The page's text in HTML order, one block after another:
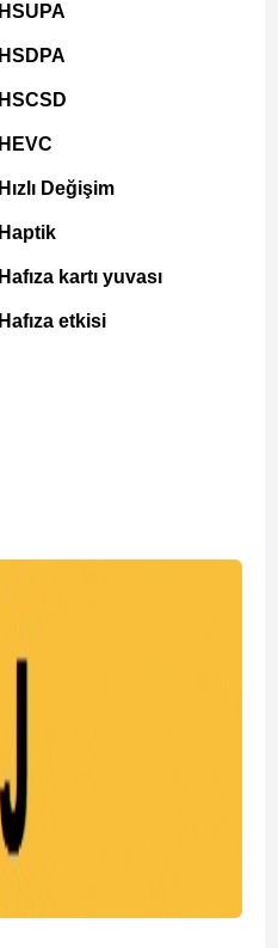
HSUPA
HSDPA
HSCSD
HEVC
Hızlı Değişim
Haptik
Hafıza kartı yuvası
Hafıza etkisi